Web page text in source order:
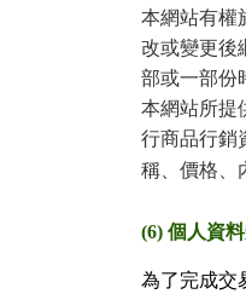
本網站有權
改或變更後
部或一部份
本網站所提
行商品行銷
稱、價格、
(6) 個人資
為了完成交